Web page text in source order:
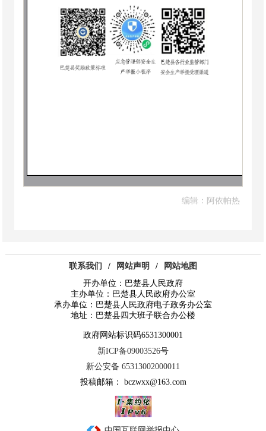
编辑：阿依帕热
联系我们 / 网站声明 /
网站地图
开办单位：巴楚县人民政府
主办单位：巴楚县人民政府办公室
承办单位：巴楚县人民政府电子政务办公室
地址：巴楚县四大班子联合办公楼
政府网站标识码6531300001
新ICP备09003526号
新公安备 65313002000011
投稿邮箱： bczwxx@163.com